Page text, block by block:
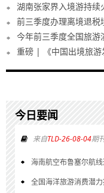
湖南张家界入境游持
前三季度办理离境退
今年前三季度全国旅
重磅 | 《中国出境旅
今日要闻
来自TLD-26-08-04期
海南航空布鲁塞尔航
全国海洋旅游消费潜